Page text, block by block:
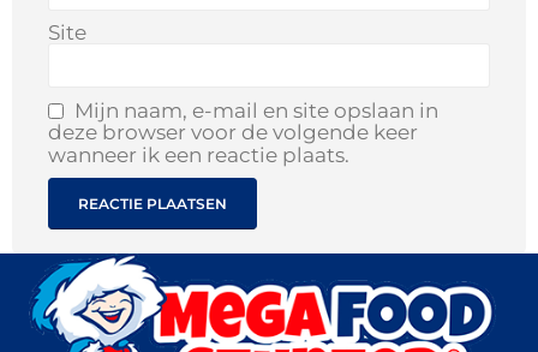
Site
Mijn naam, e-mail en site opslaan in
deze browser voor de volgende keer
wanneer ik een reactie plaats.